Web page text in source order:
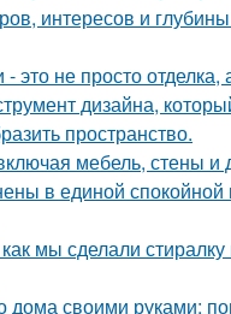
интересов и
это не просто отделка,
дизайна,
пространство.
мебель, стены и
в единой спокойной
мы сделали
дома своими руками: